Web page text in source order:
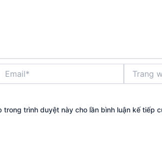
web
trình duyệt này cho lần bình luận kế tiếp